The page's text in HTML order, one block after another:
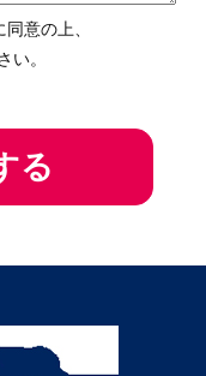
同意の上、
い。